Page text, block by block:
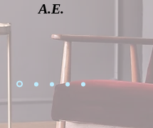
A.E.